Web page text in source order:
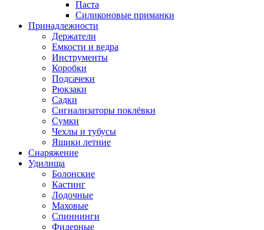
Паста
Силиконовые приманки
Принадлежности
Держатели
Емкости и ведра
Инструменты
Коробки
Подсачеки
Рюкзаки
Садки
Сигнализаторы поклёвки
Сумки
Чехлы и тубусы
Ящики летние
Снаряжение
Удилища
Болонские
Кастинг
Лодочные
Маховые
Спиннинги
Фидерные